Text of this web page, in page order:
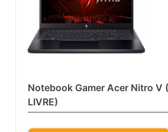
Notebook Gamer Acer Nitro V
LIVRE)